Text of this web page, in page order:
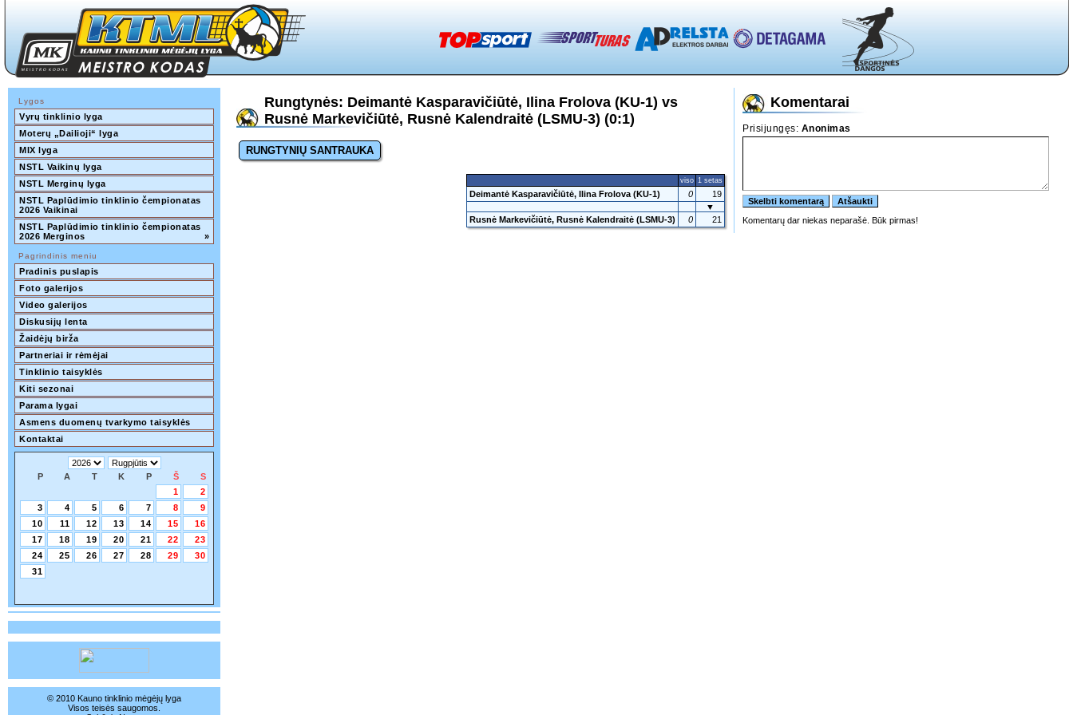
Lygos
Vyrų tinklinio lyga
Moterų „Dailioji“ lyga
MIX lyga
NSTL Vaikinų lyga
NSTL Merginų lyga
NSTL Paplūdimio tinklinio čempionatas
2026 Vaikinai
NSTL Paplūdimio tinklinio čempionatas
2026 Merginos
»
Pagrindinis meniu
Pradinis puslapis
Foto galerijos
Video galerijos
Diskusijų lenta
Žaidėjų birža
Partneriai ir rėmėjai
Tinklinio taisyklės
Kiti sezonai
Parama lygai
Asmens duomenų tvarkymo taisyklės
Kontaktai
P A T K P Š
S
1
2
3
4 5 6 7 8
9
10
11 12 13 14 15
16
17
18 19 20 21 22
23
24
25 26 27 28 29
30
31
© 2010 Kauno tinklinio mėgėjų lyga
Visos teisės saugomos.
Rungtynės: Deimantė Kasparavičiūtė, Ilina Frolova (KU-1) vs
Rusnė Markevičiūtė, Rusnė Kalendraitė (LSMU-3) (0:1)
RUNGTYNIŲ SANTRAUKA
viso 1 setas
Deimantė Kasparavičiūtė, Ilina Frolova (KU-1) 0
19
▼
Rusnė Markevičiūtė, Rusnė Kalendraitė (LSMU-3)
0 21
Komentarai